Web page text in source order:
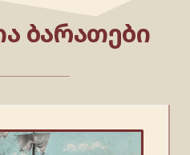
ᲑᲐᲠᲐᲗᲔᲑᲘ